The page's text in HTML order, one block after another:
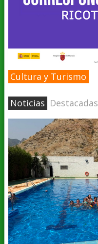
Cultura y Turismo
Noticias Destacadas